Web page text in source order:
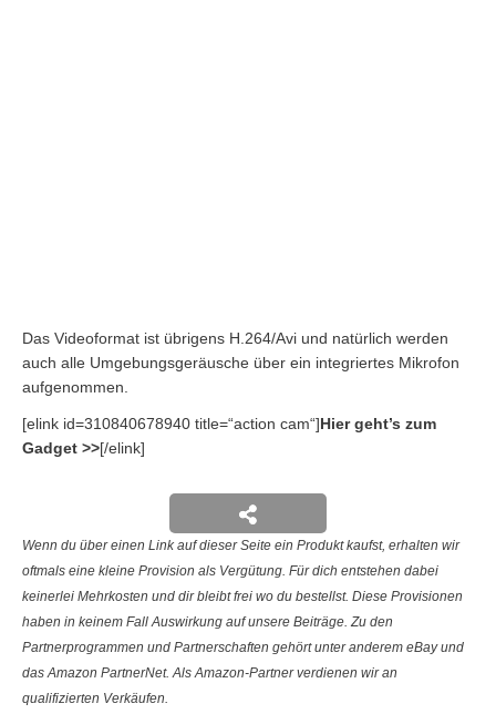
Das Videoformat ist übrigens H.264/Avi und natürlich werden
auch alle Umgebungsgeräusche über ein integriertes Mikrofon
aufgenommen.
[elink id=310840678940 title=“action cam“]Hier geht’s zum
Gadget >>[/elink]
Wenn du über einen Link auf dieser Seite ein Produkt kaufst, erhalten wir
oftmals eine kleine Provision als Vergütung. Für dich entstehen dabei
keinerlei Mehrkosten und dir bleibt frei wo du bestellst. Diese Provisionen
haben in keinem Fall Auswirkung auf unsere Beiträge. Zu den
Partnerprogrammen und Partnerschaften gehört unter anderem eBay und
das Amazon PartnerNet. Als Amazon-Partner verdienen wir an
qualifizierten Verkäufen.